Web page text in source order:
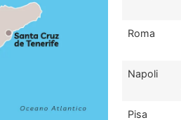
Roma
Napoli
Pisa